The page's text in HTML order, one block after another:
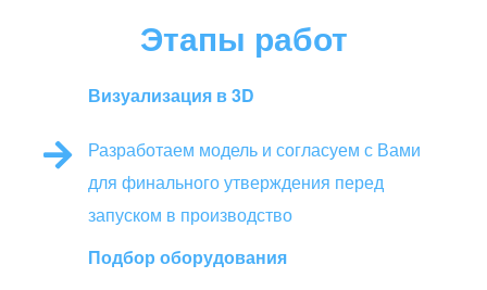
Этапы работ
Визуализация в 3D
Разработаем модель и согласуем с Вами
для финального утверждения перед
запуском в производство
Подбор оборудования